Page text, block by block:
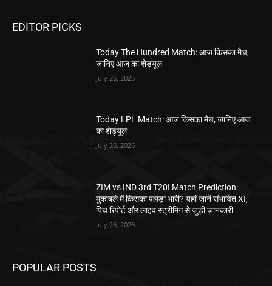
EDITOR PICKS
Today The Hundred Match: आज किसका मैच,
जानिए आज का शेड्यूल
July 26, 2026
Today LPL Match: आज किसका मैच, जानिए आज
का शेड्यूल
July 26, 2026
ZIM vs IND 3rd T20I Match Prediction:
मुकाबले में किसका पलड़ा भारी? यहां जानें संभावित XI,
पिच रिपोर्ट और लाइव स्ट्रीमिंग से जुड़ी जानकारी
July 26, 2026
POPULAR POSTS